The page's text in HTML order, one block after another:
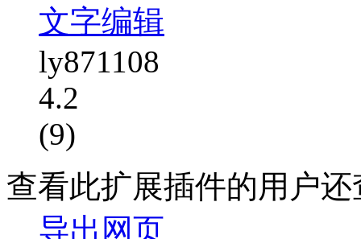
文字编辑
ly871108
4.2
(9)
查看此扩展插件的用户
导出网页